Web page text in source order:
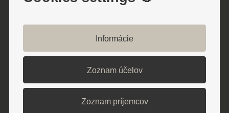
klimatickými podmienkami. Pri
nedávnych výskumoch sa opakovane
potvrdilo, že ide o miesto s najčistejším
vzduchom na Slovensku. V kúpeľoch sa
nachádza pešia zóna a lesopark, ktoré
všetkým ponúkajú pokoj a oddych od
Informácie
Zoznam účelov
Zoznam príjemcov